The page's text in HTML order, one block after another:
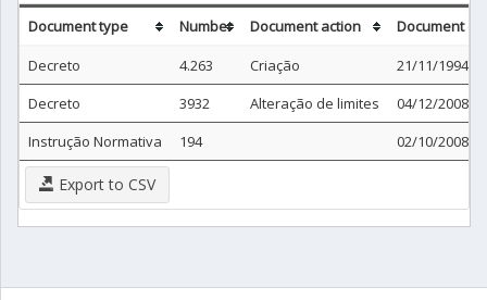
Document type Number Document action
Document
Decreto
4.263 Criação
21/11/1994
Decreto
3932 Alteração de limites
04/12/2008
Instrução Normativa
194 02/10/2008
Export to CSV